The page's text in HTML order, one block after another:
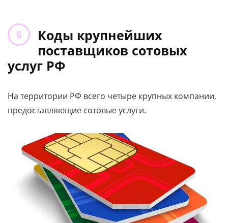
Коды крупнейших
поставщиков сотовых
услуг РФ
На территории РФ всего четыре крупных компании,
предоставляющие сотовые услуги.